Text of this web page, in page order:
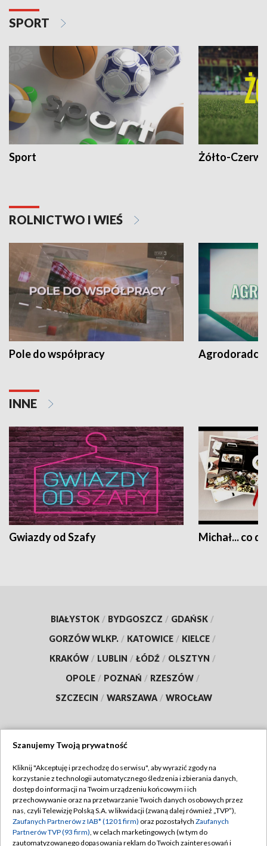
SPORT
Sport Żółto-
ROLNICTWO I WIEŚ
Pole do współpracy Agrodoradcy
INNE
Gwiazdy od Szafy Michał... co
BIAŁYSTOK / BYDGOSZCZ / GDAŃSK /
GORZÓW WLKP. / KATOWICE / KIELCE /
KRAKÓW / LUBLIN / ŁÓDŹ / OLSZTYN /
OPOLE / POZNAŃ / RZESZÓW /
SZCZECIN / WARSZAWA / WROCŁAW
TVP
Abonament TVP
Emisja w TVP
Centrum informacji TVP
Regulamin TVP
Polityka prywatności
Moje zgody
Szanujemy Twoją prywatność
Kliknij "Akceptuję i przechodzę do serwisu", aby wyrazić zgody na
korzystanie z technologii automatycznego śledzenia i zbierania danych,
dostęp do informacji na Twoim urządzeniu końcowym i ich
przechowywanie oraz na przetwarzanie Twoich danych osobowych przez
nas, czyli Telewizję Polską S.A. w likwidacji (zwaną dalej również „TVP”),
Zaufanych Partnerów z IAB* (1201 firm) oraz pozostałych Zaufanych
Partnerów TVP (93 firm), w celach marketingowych (w tym do
zautomatyzowanego dopasowania reklam do Twoich zainteresowań i